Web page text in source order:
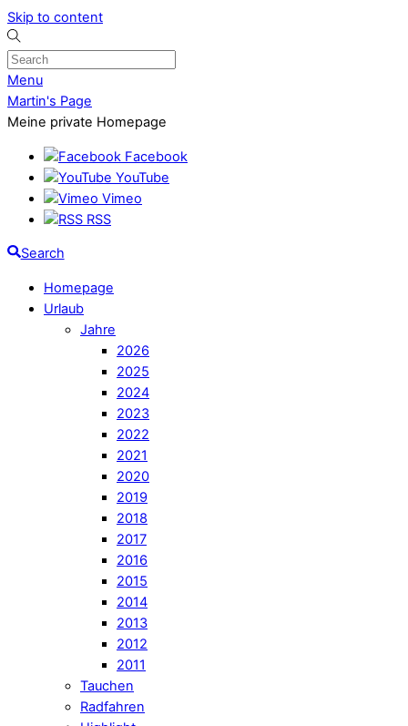
Skip to content
Menu
Martin's Page
Meine private Homepage
Facebook
YouTube
Vimeo
RSS
Search
Homepage
Urlaub
Jahre
2026
2025
2024
2023
2022
2021
2020
2019
2018
2017
2016
2015
2014
2013
2012
2011
Tauchen
Radfahren